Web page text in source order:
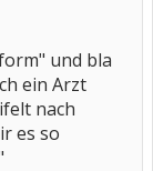
und bla
ein Arzt
nach
es so